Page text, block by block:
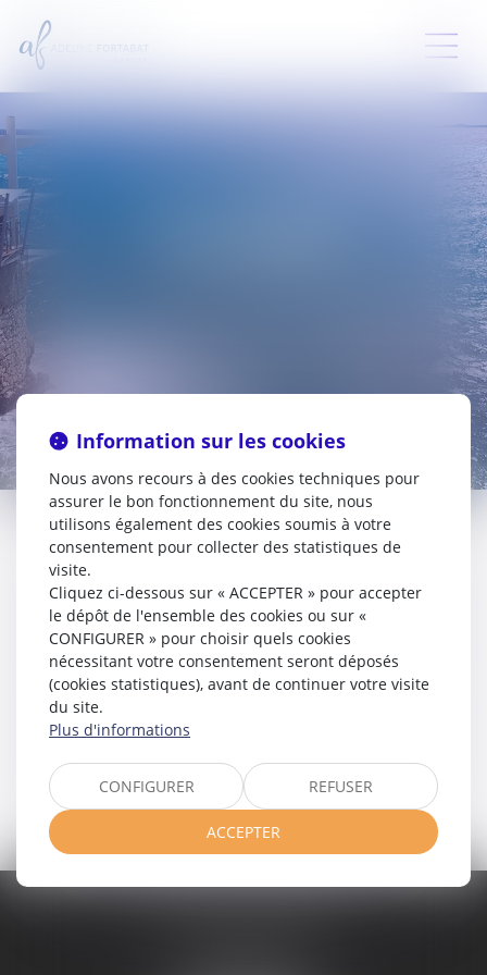
RDV EN LIGNE
ESPACE CLIENT
Information sur les cookies
Nous avons recours à des cookies techniques pour
assurer le bon fonctionnement du site, nous
utilisons également des cookies soumis à votre
consentement pour collecter des statistiques de
visite.
Cliquez ci-dessous sur « ACCEPTER » pour accepter
le dépôt de l'ensemble des cookies ou sur «
CONFIGURER » pour choisir quels cookies
nécessitant votre consentement seront déposés
(cookies statistiques), avant de continuer votre visite
du site.
Plus d'informations
CONFIGURER REFUSER
ACCEPTER